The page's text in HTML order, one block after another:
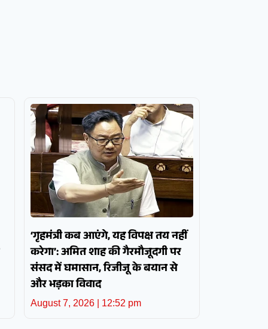
‘गृहमंत्री कब आएंगे, यह विपक्ष तय नहीं
करेगा’: अमित शाह की गैरमौजूदगी पर
संसद में घमासान, रिजीजू के बयान से
और भड़का विवाद
August 7, 2026 12:52 pm